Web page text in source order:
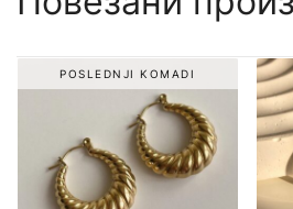
POSLEDNJI KOMADI